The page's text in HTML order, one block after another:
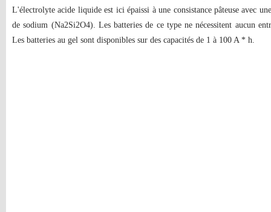
L'électrolyte acide liquide est ici épaissi à une consistance pâteuse avec
de sodium (Na2Si2O4). Les batteries de ce type ne nécessitent aucun
Les batteries au gel sont disponibles sur des capacités de 1 à 100 A * h.